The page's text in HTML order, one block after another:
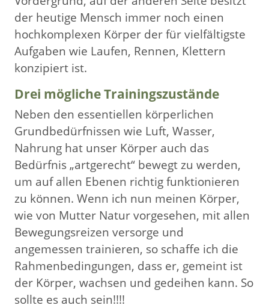
der heutige Mensch immer noch einen
hochkomplexen Körper der für vielfältigste
Aufgaben wie Laufen, Rennen, Klettern
konzipiert ist.
Drei mögliche Trainingszustände
Neben den essentiellen körperlichen
Grundbedürfnissen wie Luft, Wasser,
Nahrung hat unser Körper auch das
Bedürfnis „artgerecht“ bewegt zu werden,
um auf allen Ebenen richtig funktionieren
zu können. Wenn ich nun meinen Körper,
wie von Mutter Natur vorgesehen, mit allen
Bewegungsreizen versorge und
angemessen trainieren, so schaffe ich die
Rahmenbedingungen, dass er, gemeint ist
der Körper, wachsen und gedeihen kann. So
sollte es auch sein!!!!